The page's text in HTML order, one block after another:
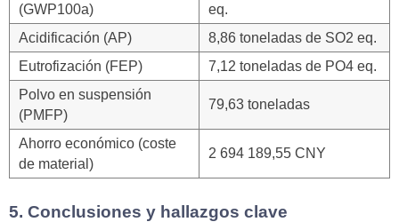
(GWP100a)
eq.
Acidificación (AP)
8,86 toneladas de SO2 eq.
Eutrofización (FEP)
7,12 toneladas de PO4 eq.
Polvo en suspensión
(PMFP)
79,63 toneladas
Ahorro económico (coste
de material)
2 694 189,55 CNY
5. Conclusiones y hallazgos clave